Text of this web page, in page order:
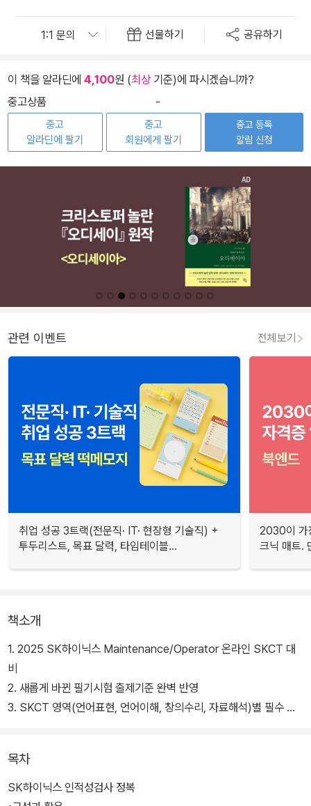
선물하기 공유하기
이 책을 알라딘에 4,100원 (최상기준)에 파시겠습니까?
중고상품
-
중고
알라딘에 팔기
중고
회원에게 팔기
중고 등록
알림 신청
관련 이벤트 전체보기
취업 성공 3트랙(전문직· IT· 현장형 기술직) +
투두리스트, 목표 달력, 타임테이블...
2030이 가
크닉 매트.
책소개
1. 2025 SK하이닉스 Maintenance/Operator 온라인 SKCT 대
비
2. 새롭게 바뀐 필기시험 출제기준 완벽 반영
3. SKCT 영역(언어표현, 언어이해, 창의수리, 자료해석)별 필수 이
5. 인성검사와 면접까지 한 권으로 모두 준비할 수 있도록 구성
6. 정확한 답과 상세한 해설로 학습의 효과 극대화
목차
SK하이닉스 인적성검사 정복